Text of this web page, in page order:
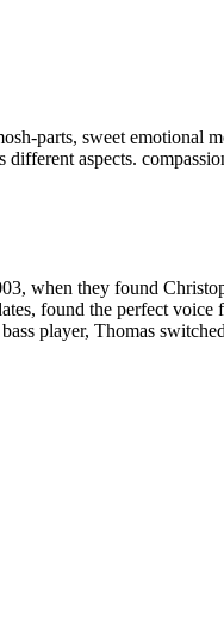
parts, sweet emotional
aspects.
when they found
found the perfect
player, Thomas